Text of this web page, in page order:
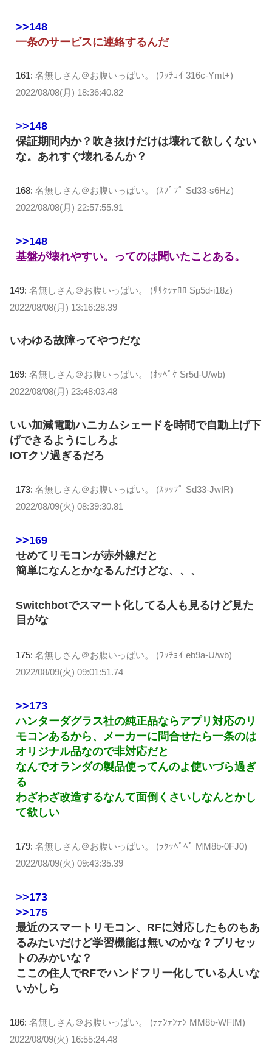
>>148
一条のサービスに連絡するんだ
161: 名無しさん＠お腹いっぱい。 (ﾜｯﾁｮｲ 316c-Ymt+)
2022/08/08(月) 18:36:40.82
>>148
保証期間内か？吹き抜けだけは壊れて欲しくない
な。あれすぐ壊れるんか？
168: 名無しさん＠お腹いっぱい。 (ｽﾌﾟﾌﾟ Sd33-s6Hz)
2022/08/08(月) 22:57:55.91
>>148
基盤が壊れやすい。ってのは聞いたことある。
149: 名無しさん＠お腹いっぱい。 (ｻｻｸｯﾃﾛﾛ Sp5d-i18z)
2022/08/08(月) 13:16:28.39
いわゆる故障ってやつだな
169: 名無しさん＠お腹いっぱい。 (ｵｯﾍﾟｹ Sr5d-U/wb)
2022/08/08(月) 23:48:03.48
いい加減電動ハニカムシェードを時間で自動上げ下
げできるようにしろよ
IOTクソ過ぎるだろ
173: 名無しさん＠お腹いっぱい。 (ｽｯｯﾌﾟ Sd33-JwIR)
2022/08/09(火) 08:39:30.81
>>169
せめてリモコンが赤外線だと
簡単になんとかなるんだけどな、、、
Switchbotでスマート化してる人も見るけど見た
目がな
175: 名無しさん＠お腹いっぱい。 (ﾜｯﾁｮｲ eb9a-U/wb)
2022/08/09(火) 09:01:51.74
>>173
ハンターダグラス社の純正品ならアプリ対応のリ
モコンあるから、メーカーに問合せたら一条のは
オリジナル品なので非対応だと
なんでオランダの製品使ってんのよ使いづら過ぎ
る
わざわざ改造するなんて面倒くさいしなんとかし
て欲しい
179: 名無しさん＠お腹いっぱい。 (ﾗｸｯﾍﾟﾍﾟ MM8b-0FJ0)
2022/08/09(火) 09:43:35.39
>>173
>>175
最近のスマートリモコン、RFに対応したものもあ
るみたいだけど学習機能は無いのかな？プリセッ
トのみかいな？
ここの住人でRFでハンドフリー化している人いな
いかしら
186: 名無しさん＠お腹いっぱい。 (ﾃﾃﾝﾃﾝﾃﾝ MM8b-WFtM)
2022/08/09(火) 16:55:24.48